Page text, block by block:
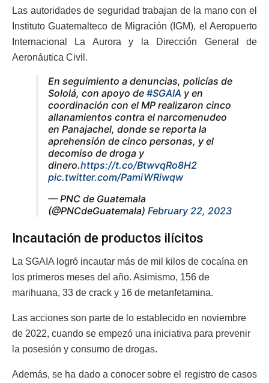
Las autoridades de seguridad trabajan de la mano con el
Instituto Guatemalteco de Migración (IGM), el Aeropuerto
Internacional La Aurora y la Dirección General de
Aeronáutica Civil.
En seguimiento a denuncias, policías de
Sololá, con apoyo de #SGAIA y en
coordinación con el MP realizaron cinco
allanamientos contra el narcomenudeo
en Panajachel, donde se reporta la
aprehensión de cinco personas, y el
decomiso de droga y
dinero.https://t.co/BtwvqRo8H2
pic.twitter.com/PamiWRiwqw
— PNC de Guatemala
(@PNCdeGuatemala) February 22, 2023
Incautación de productos ilícitos
La SGAIA logró incautar más de mil kilos de cocaína en
los primeros meses del año. Asimismo, 156 de
marihuana, 33 de crack y 16 de metanfetamina.
Las acciones son parte de lo establecido en noviembre
de 2022, cuando se empezó una iniciativa para prevenir
la posesión y consumo de drogas.
Además, se ha dado a conocer sobre el registro de casos